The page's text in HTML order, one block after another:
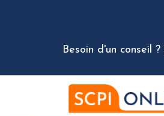
Besoin d'un conseil ?